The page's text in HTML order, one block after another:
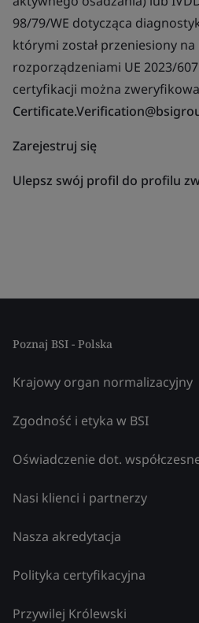
98/79/WE dotycząca
którymi został przeniesiony na
rozporządzeniami UE 2023/
certyfikacji można
Zarejestruj się
Ulepsz swój profil do profilu
Poznaj BSI - Polska
Krajowy organ normalizacyjny
Zgodność i etyka w BSI
Oświadczenie dot.
Nasi klienci i partnerzy
Nasza akredytacja
Polityka certyfikacyjna
Przywilej Królewski